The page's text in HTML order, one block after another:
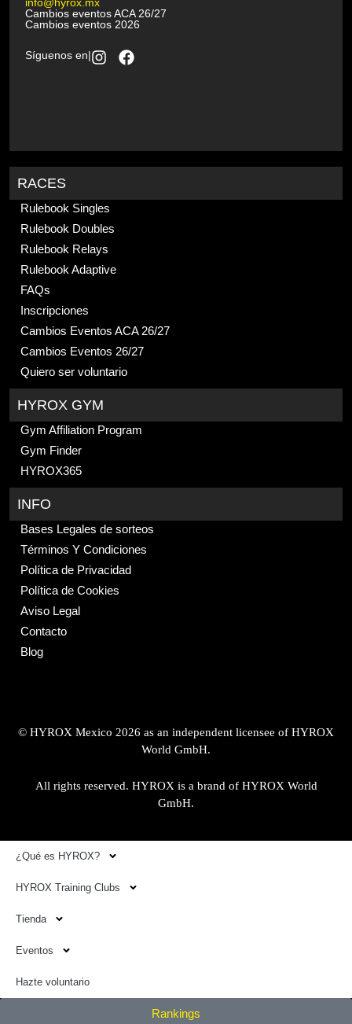
Cambios eventos ACA 26/27
Cambios eventos 2026
Síguenos en|
RACES
Rulebook Singles
Rulebook Doubles
Rulebook Relays
Rulebook Adaptive
FAQs
Inscripciones
Cambios Eventos ACA 26/27
Cambios Eventos 26/27
Quiero ser voluntario
HYROX GYM
Gym Affiliation Program
Gym Finder
HYROX365
INFO
Bases Legales de sorteos
Términos Y Condiciones
Política de Privacidad
Política de Cookies
Aviso Legal
Contacto
Blog
© HYROX Mexico 2026 as an independent licensee of HYROX
World GmbH.
All rights reserved. HYROX is a brand of HYROX World
GmbH.
¿Qué es HYROX?
HYROX Training Clubs
Tienda
Eventos
Hazte voluntario
Rankings